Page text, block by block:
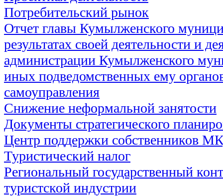
Потребительский рынок
Отчет главы Кумылженского
результатах своей деятельности и
администрации Кумылженского
иных подведомственных ему
самоуправления
Снижение неформальной занятости
Документы стратегического
Центр поддержки собственников
Туристический налог
Региональный государственный
туристской индустрии